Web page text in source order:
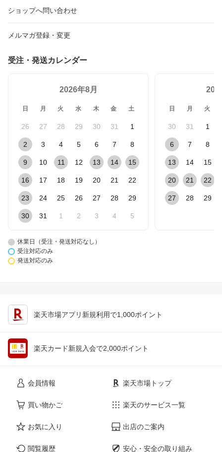
ショップへ問い合わせ
メルマガ登録・変更
受注・発送カレンダー
2026年8月
日 月 火 水 木 金 土
26 27 28 29 30 31 1
2 3 4 5 6 7 8
9 10 11 12 13 14 15
16 17 18 19 20 21 22
23 24 25 26 27 28 29
30 31 1 2 3 4 5
日 月 火
30 31 1
6 7 8
13 14 15
20 21 22
27 28 29
休業日（受注・発送対応なし）
受注対応のみ
発送対応のみ
楽天市場アプリ新規利用で1,000ポイント
楽天カード新規入会で2,000ポイント
会員情報
買い物かご
お気に入り
閲覧履歴
楽天市場トップ
楽天のサービス一覧
出店のご案内
安心・安全の取り組み